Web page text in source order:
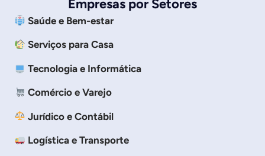
Empresas por Setores
Saúde e Bem-estar
Serviços para Casa
Tecnologia e Informática
Comércio e Varejo
Jurídico e Contábil
Logística e Transporte